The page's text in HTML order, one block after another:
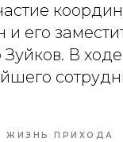
его
В
ЖИЗНЬ ПРИХОДА